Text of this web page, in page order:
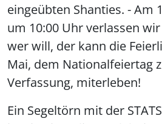
eingeübten Shanties. - Am
um 10:00 Uhr verlassen
wer will, der kann die
Mai, dem Nationalfeiertag
Verfassung, miterleben!
Ein Segeltörn mit der